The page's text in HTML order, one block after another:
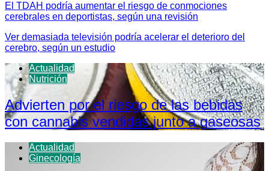
El TDAH podría aumentar el riesgo de conmociones
cerebrales en deportistas, según una revisión
Ver demasiada televisión podría acelerar el deterioro del
cerebro, según un estudio
Actualidad
Nutrición
Advierten por el riesgo de las bebidas
con cannabis vendidas junto a gaseosas
Actualidad
Ginecología